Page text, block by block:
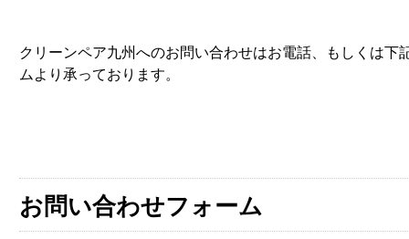
クリーンペア九州へのお問い合わせはお電話、もしくは下
ムより承っております。
お問い合わせフォーム